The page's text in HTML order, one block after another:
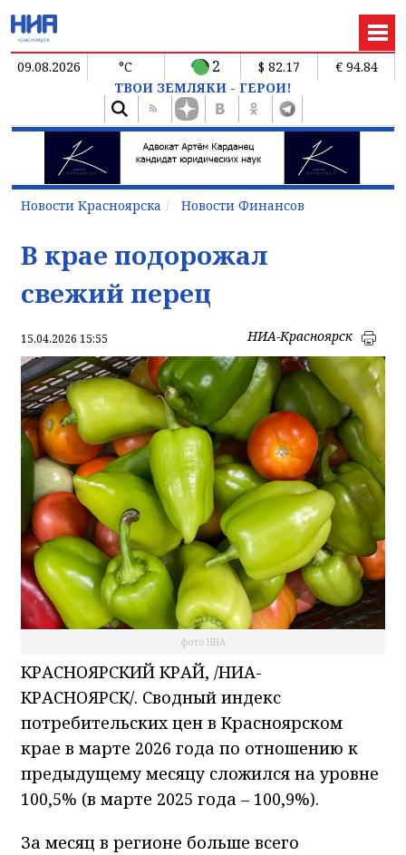
09.08.2026 °C 2 $ 82.17
€ 94.84
ТВОИ ЗЕМЛЯКИ - ГЕРОИ!
Новости Красноярска Новости Финансов
В крае подорожал
свежий перец
15.04.2026 15:55 НИА-Красноярск
фото НИА
КРАСНОЯРСКИЙ КРАЙ, /НИА-
КРАСНОЯРСК/. Сводный индекс
потребительских цен в Красноярском
крае в марте 2026 года по отношению к
предыдущему месяцу сложился на уровне
100,5% (в марте 2025 года – 100,9%).
За месяц в регионе больше всего